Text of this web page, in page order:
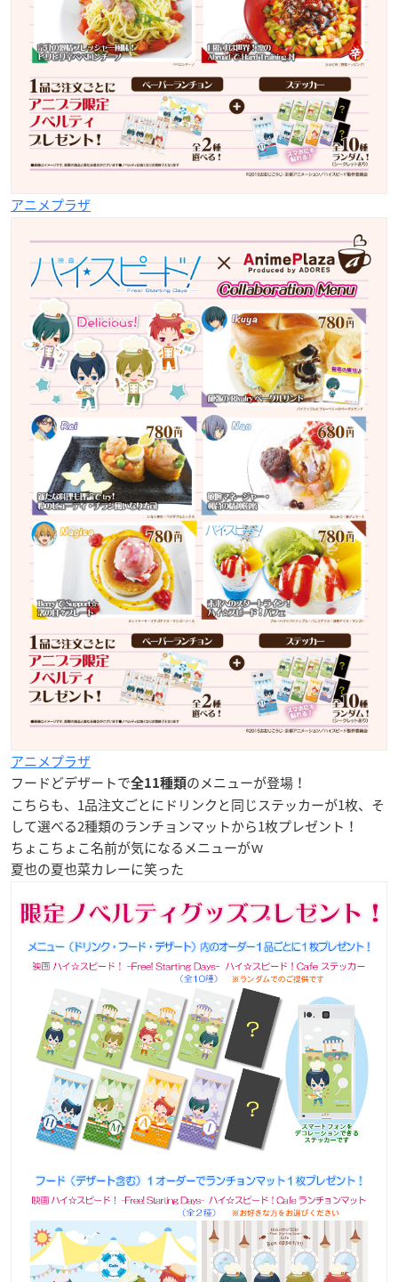
アニメプラザ
アニメプラザ
フードどデザートで全11種類のメニューが登場！
こちらも、1品注文ごとにドリンクと同じステッカーが1枚、そ
して選べる2種類のランチョンマットから1枚プレゼント！
ちょこちょこ名前が気になるメニューがｗ
夏也の夏也菜カレーに笑った